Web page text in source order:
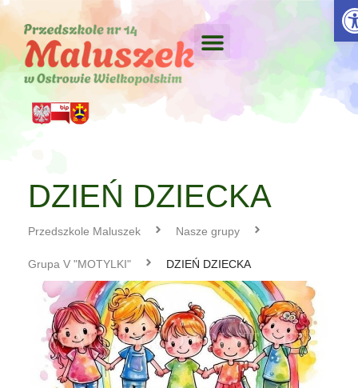
DZIEŃ DZIECKA
Przedszkole Maluszek Nasze grupy
Grupa V "MOTYLKI" DZIEŃ DZIECKA